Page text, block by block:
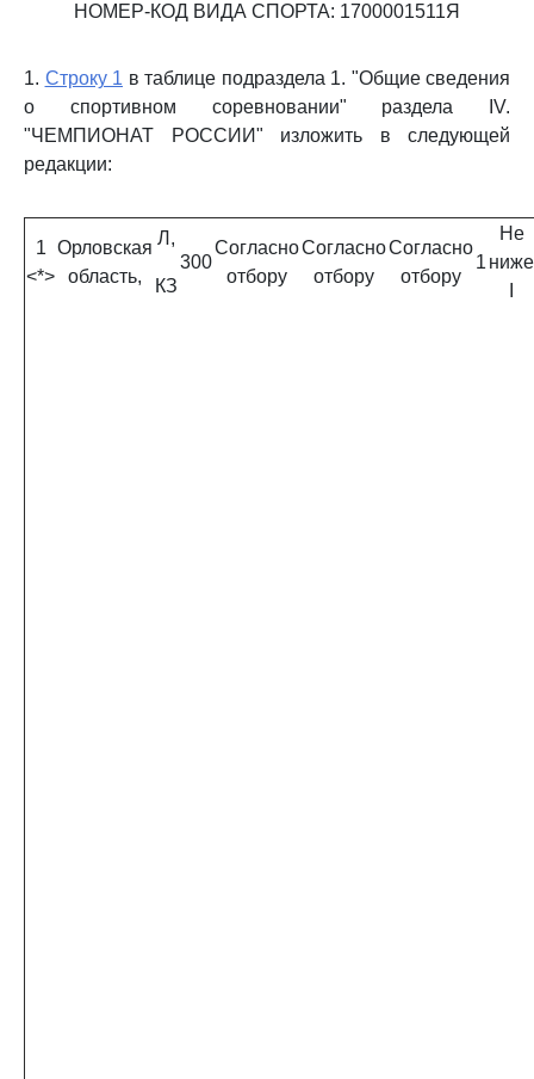
НОМЕР-КОД ВИДА СПОРТА: 1700001511Я
1. Строку 1 в таблице подраздела 1. "Общие сведения
о спортивном соревновании" раздела IV.
"ЧЕМПИОНАТ РОССИИ" изложить в следующей
редакции:
1
<*>
Орловская
область,
Л,
КЗ
300
Согласно
отбору
Согласно
отбору
Согласно
отбору
1
Не
ниже